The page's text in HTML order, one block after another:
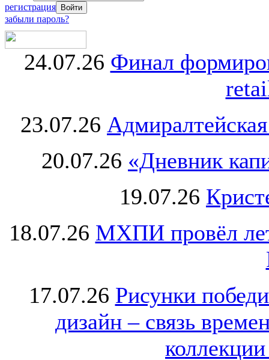
регистрация
забыли пароль?
24.07.26 Финал
23.07.26
20.07.26 «Дневник
19.07.26
18.07.26 МХПИ провёл
17.07.26 Рисунки
дизайн – связь